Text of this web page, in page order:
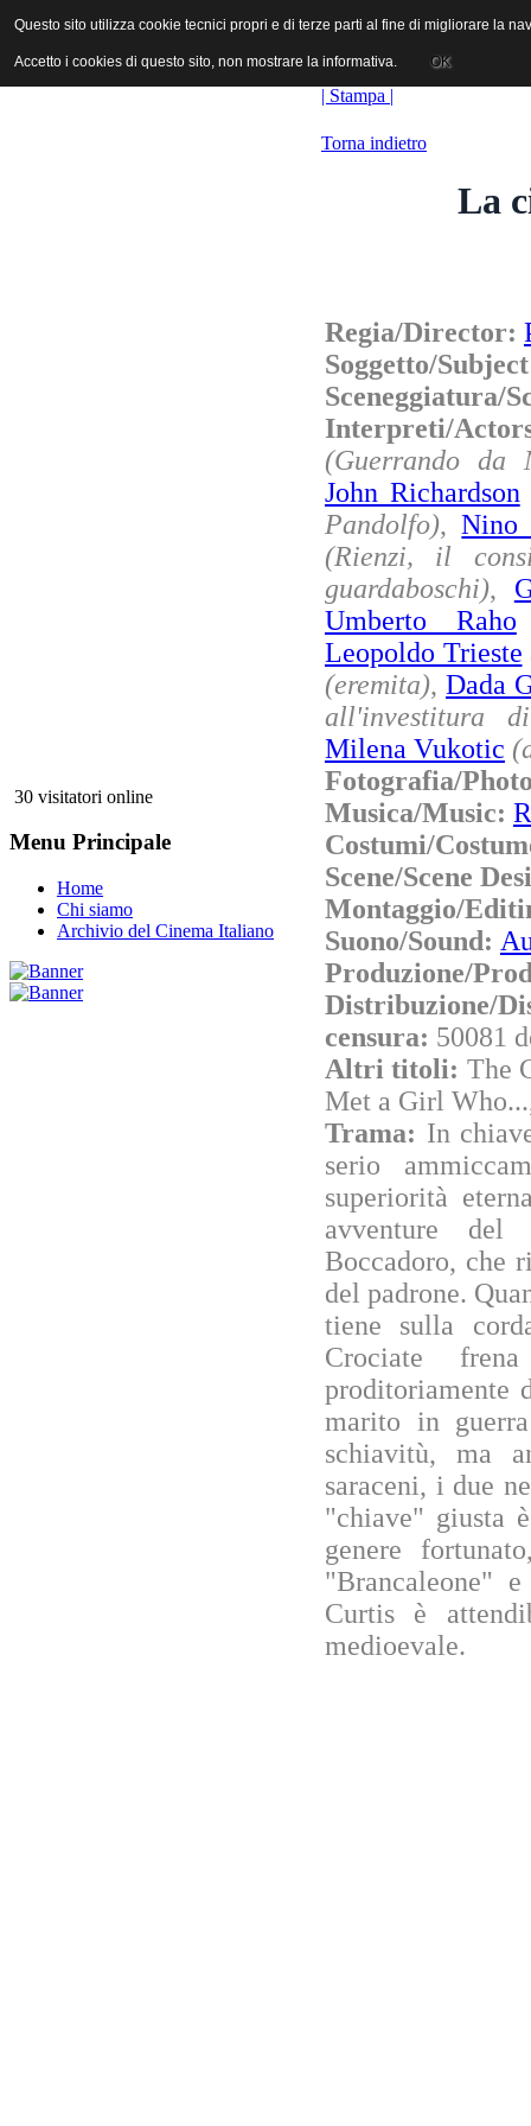
ANICA | Associazione Nazionale Industrie Cinematografiche
30 visitatori online
Menu Principale
Home
Chi siamo
Archivio del Cinema Italiano
| Stampa |
Torna indietro
La
Regia/Director:
Soggetto/
Sceneggiatura/
Interpreti/
(Guerrando da
John Richardson
Pandolfo),Nino
(Rienzi, il
guardaboschi),
Umberto Raho
Leopoldo Trieste
(eremita), Dada
all'investitura
Milena Vukotic
Fotografia/
Musica/Music:
Costumi/
Scene/Scene
Montaggio/
Suono/Sound:
Produzione/
Distribuzione/
censura: 50081
Altri titoli: The
Met a Girl
Trama: In
serio
superiorità
avventure del
Boccadoro, che
del padrone.
tiene sulla
Crociate
proditoriamente
marito in
schiavitù, ma
saraceni, i due
"chiave" giusta
genere
"Brancaleone"
Curtis è
medioevale.
Questo sito utilizza cookie tecnici propri e di terze parti al fine di migliorare la
Accetto i cookies di questo sito, non mostrare la informativa. OK
Questo sito utilizza cookie tecnici propri e di terze parti al fine di migliorare la
Accetto i cookies di questo sito, non mostrare la informativa. OK